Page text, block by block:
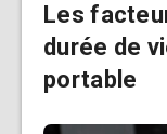
Les
durée de
portable